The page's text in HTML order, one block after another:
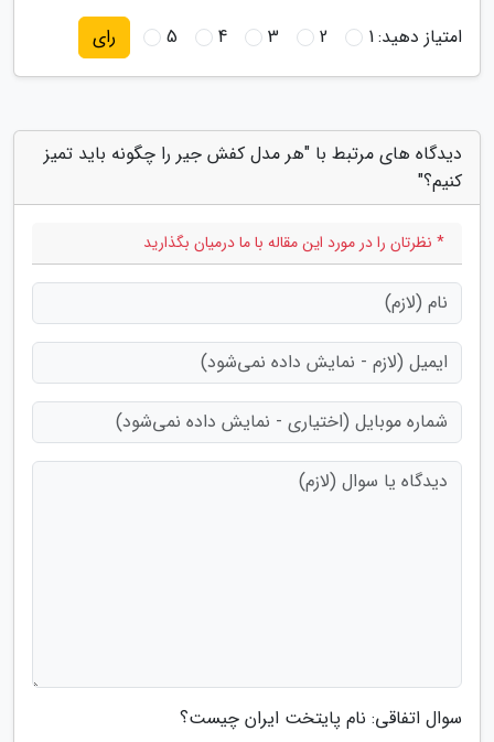
امتیاز دهید:1
2
3
4
5 رای
دیدگاه های مرتبط با "هر مدل کفش جیر را چگونه باید تمیز
کنیم؟"
* نظرتان را در مورد این مقاله با ما درمیان بگذارید
سوال اتفاقی: نام پایتخت ایران چیست؟